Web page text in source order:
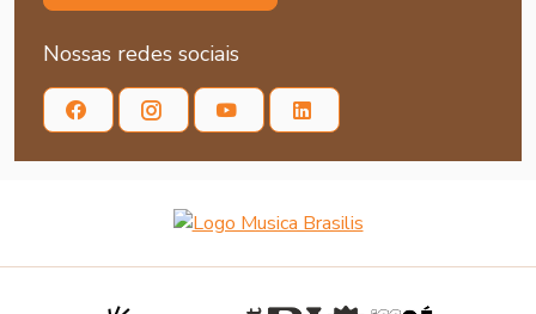
Nossas redes sociais